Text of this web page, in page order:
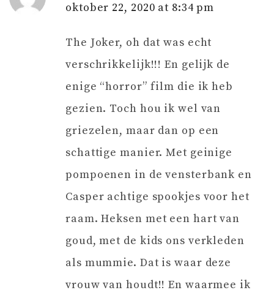
oktober 22, 2020 at 8:34 pm
The Joker, oh dat was echt
verschrikkelijk!!! En gelijk de
enige “horror” film die ik heb
gezien. Toch hou ik wel van
griezelen, maar dan op een
schattige manier. Met geinige
pompoenen in de vensterbank en
Casper achtige spookjes voor het
raam. Heksen met een hart van
goud, met de kids ons verkleden
als mummie. Dat is waar deze
vrouw van houdt!! En waarmee ik